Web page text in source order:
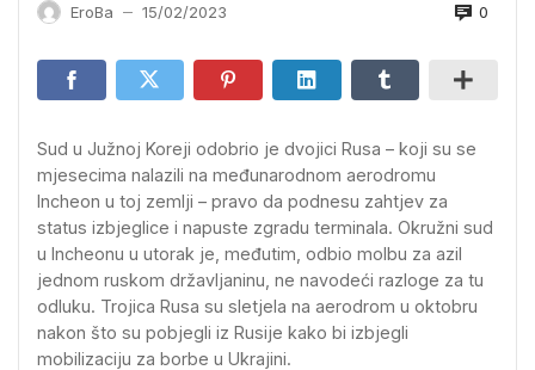
EroBa — 15/02/2023 0
Sud u Južnoj Koreji odobrio je dvojici Rusa – koji su se
mjesecima nalazili na međunarodnom aerodromu
Incheon u toj zemlji – pravo da podnesu zahtjev za
status izbjeglice i napuste zgradu terminala. Okružni sud
u Incheonu u utorak je, međutim, odbio molbu za azil
jednom ruskom državljaninu, ne navodeći razloge za tu
odluku. Trojica Rusa su sletjela na aerodrom u oktobru
nakon što su pobjegli iz Rusije kako bi izbjegli
mobilizaciju za borbe u Ukrajini.